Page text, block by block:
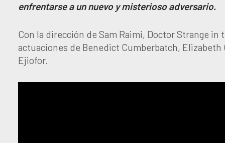
enfrentarse a un nuevo y misterioso adversario.
Con la dirección de Sam Raimi, Doctor Strange
actuaciones de Benedict Cumberbatch,
Ejiofor.